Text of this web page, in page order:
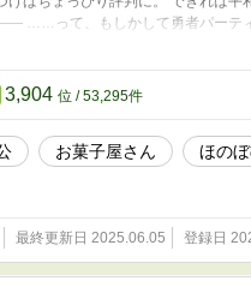
―― ……って、もしかして勇者パーテ
焼き菓子に癒される人々の、ちょっ
3,904 位 / 53,295件
お菓子屋さん
ほの
最終更新日 2025.06.05 登録日